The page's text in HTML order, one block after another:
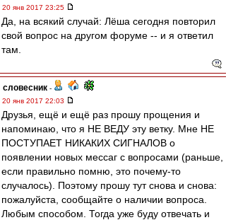
20 янв 2017 23:25
Да, на всякий случай: Лёша сегодня повторил
свой вопрос на другом форуме -- и я ответил
там.
словесник -
20 янв 2017 22:03
Друзья, ещё и ещё раз прошу прощения и
напоминаю, что я НЕ ВЕДУ эту ветку. Мне НЕ
ПОСТУПАЕТ НИКАКИХ СИГНАЛОВ о
появлении новых мессаг с вопросами (раньше,
если правильно помню, это почему-то
случалось). Поэтому прошу тут снова и снова:
пожалуйста, сообщайте о наличии вопроса.
Любым способом. Тогда уже буду отвечать и